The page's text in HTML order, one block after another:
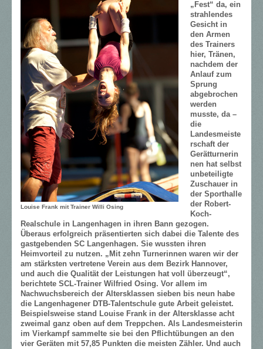
Louise Frank mit Trainer Willi Osing
„Fest“ da, ein
strahlendes
Gesicht in
den Armen
des Trainers
hier, Tränen,
nachdem der
Anlauf zum
Sprung
abgebrochen
werden
musste, da –
die
Landesmeiste
rschaft der
Gerätturnerin
nen hat selbst
unbeteiligte
Zuschauer in
der Sporthalle
der Robert-
Koch-
Realschule in Langenhagen in ihren Bann gezogen.
Überaus erfolgreich präsentierten sich dabei die Talente des
gastgebenden SC Langenhagen. Sie wussten ihren
Heimvorteil zu nutzen. „Mit zehn Turnerinnen waren wir der
am stärksten vertretene Verein aus dem Bezirk Hannover,
und auch die Qualität der Leistungen hat voll überzeugt“,
berichtete SCL-Trainer Wilfried Osing. Vor allem im
Nachwuchsbereich der Altersklassen sieben bis neun habe
die Langenhagener DTB-Talentschule gute Arbeit geleistet.
Beispielsweise stand Louise Frank in der Altersklasse acht
zweimal ganz oben auf dem Treppchen. Als Landesmeisterin
im Vierkampf sammelte sie bei den Pflichtübungen an den
vier Geräten mit 57,85 Punkten die meisten Zähler. Und auch